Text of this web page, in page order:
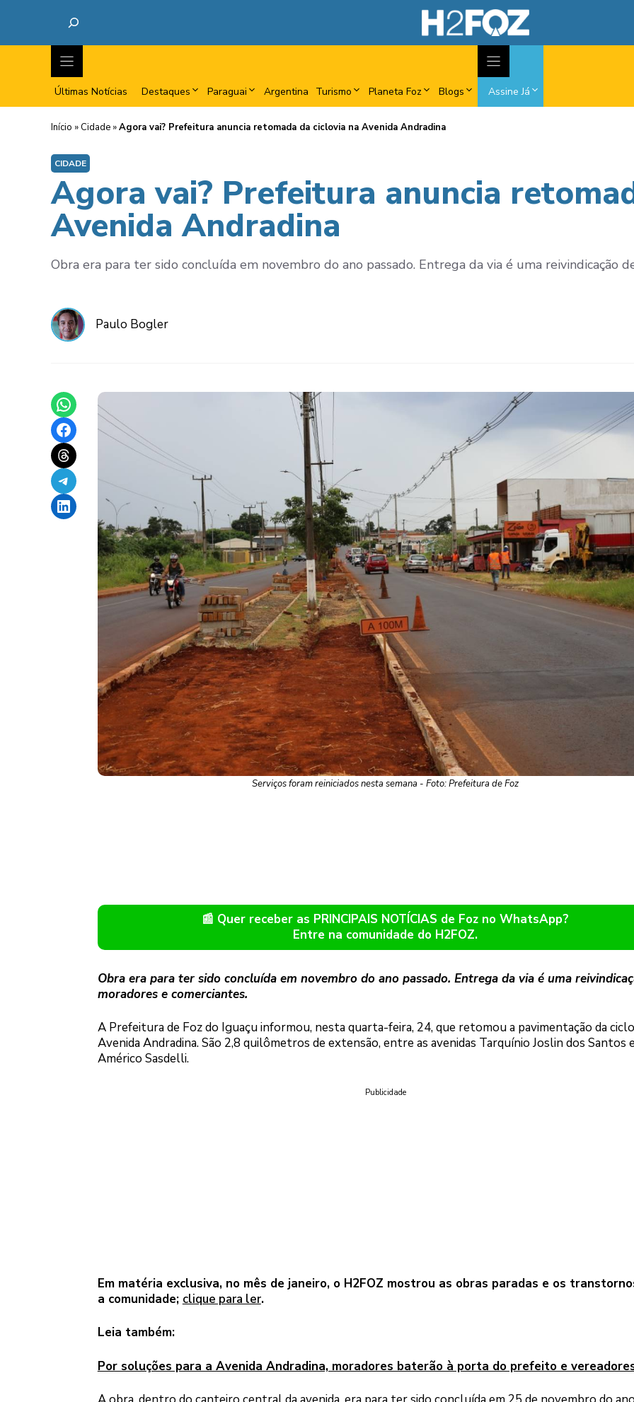
Últimas Notícias Destaques Paraguai Argentina Turismo Planeta Foz Blogs Assine Já
Início » Cidade »Agora vai? Prefeitura anuncia retomada da ciclovia na Avenida Andradina
CIDADE
Agora vai? Prefeitura anuncia
Avenida Andradina
Obra era para ter sido concluída em novembro do ano passado. Entrega da via é uma reivindicação
Paulo Bogler
Share on WhatsApp
Share on Facebook
Share on Threads
Share on Telegram
Share on LinkedIn
Serviços foram reiniciados nesta semana - Foto: Prefeitura de Foz
📰 Quer receber as PRINCIPAIS NOTÍCIAS de Foz no WhatsApp?
Entre na comunidade do H2FOZ.
Obra era para ter sido concluída em novembro do ano passado. Entrega da via é uma
moradores e comerciantes.
A Prefeitura de Foz do Iguaçu informou, nesta quarta-feira, 24, que retomou a pavimentação da
Avenida Andradina. São 2,8 quilômetros de extensão, entre as avenidas Tarquínio Joslin dos Santos
Américo Sasdelli.
Publicidade
Em matéria exclusiva, no mês de janeiro, o H2FOZ mostrou as obras paradas e os
a comunidade; clique para ler.
Leia também:
Por soluções para a Avenida Andradina, moradores baterão à porta do prefeito e